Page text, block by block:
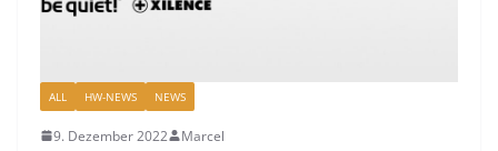
ALL HW-NEWS NEWS
9. Dezember 2022 Marcel